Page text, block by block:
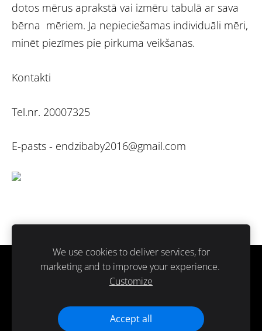
dotos mērus aprakstā vai izmēru tabulā ar sava
bērna mēriem. Ja nepieciešamas individuāli mēri,
minēt piezīmes pie pirkuma veikšanas.
Kontakti
Tel.nr. 20007325
E-pasts - endzibaby2016@gmail.com
Sīkdatnes
Paldies ka atbalsti ražots Latvijā.
We use cookies to deliver services, for
marketing and to improve your experience.
Customize
Accept all